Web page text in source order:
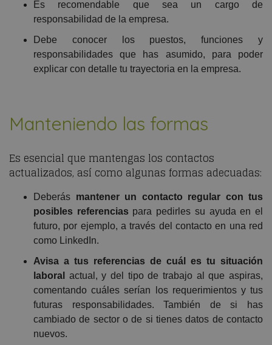
Es recomendable que sea un cargo de
responsabilidad de la empresa.
Debe conocer los puestos, funciones y
responsabilidades que has asumido, para poder
explicar con detalle tu trayectoria en la empresa.
Manteniendo las formas
Es esencial que mantengas los contactos
actualizados, así como algunas formas adecuadas:
Deberás mantener un contacto regular con tus
posibles referenciaspara pedirles su ayuda en el
futuro, por ejemplo, a través del contacto en una red
como LinkedIn.
Avisa a tus referencias de cuál es tu situación
laboral
actual, y del tipo de trabajo al que aspiras,
comentando cuáles serían los requerimientos y tus
futuras responsabilidades. También de si has
cambiado de sector o de si tienes datos de contacto
nuevos.